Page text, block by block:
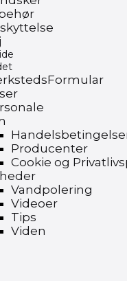
Producenter
Cookie og
Vandpolering
Videoer
Tips
Viden